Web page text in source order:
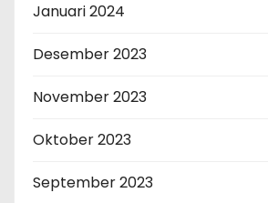
Januari 2024
Desember 2023
November 2023
Oktober 2023
September 2023